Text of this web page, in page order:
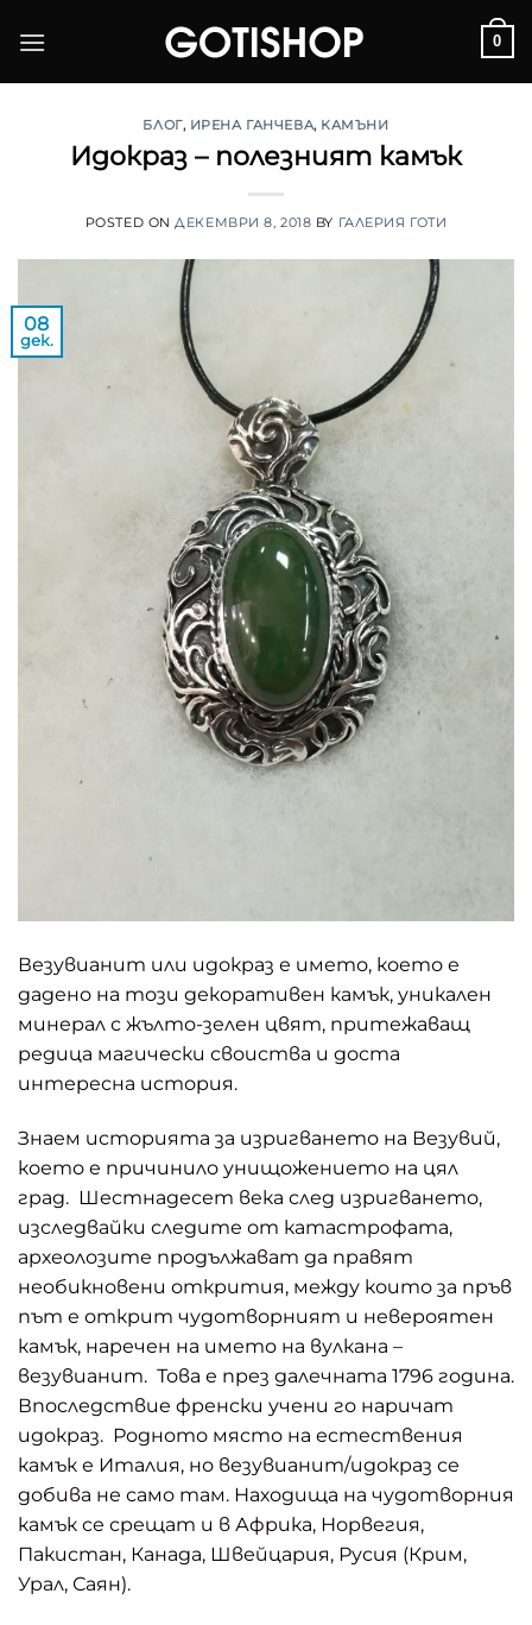
0
БЛОГ, ИРЕНА ГАНЧЕВА, КАМЪНИ
Идокраз – полезният камък
POSTED ON ДЕКЕМВРИ 8, 2018 BY ГАЛЕРИЯ ГОТИ
08
дек.
Везувианит или идокраз е името, което е
дадено на този декоративен камък, уникален
минерал с жълто-зелен цвят, притежаващ
редица магически своиства и доста
интересна история.
Знаем историята за изригването на Везувий,
което е причинило унищожението на цял
град. Шестнадесет века след изригването,
изследвайки следите от катастрофата,
археолозите продължават да правят
необикновени открития, между които за пръв
път е открит чудотворният и невероятен
камък, наречен на името на вулкана –
везувианит. Това е през далечната 1796 година.
Впоследствие френски учени го наричат
идокраз. Родното място на естествения
камък е Италия, но везувианит/идокраз се
добива не само там. Находища на чудотворния
камък се срещат и в Африка, Норвегия,
Пакистан, Канада, Швейцария, Русия (Крим,
Урал, Саян).